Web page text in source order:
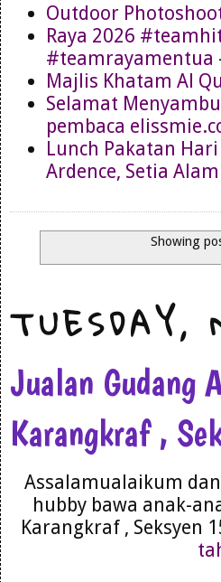
Outdoor
Raya 2026
#teamrayamentua
Majlis Khatam Al
Selamat
pembaca
Lunch Pakatan
Ardence, Setia Alam
Showing
TUESDAY,
Jualan Gudang
Karangkraf ,
Assalamualaikum
hubby bawa anak-
Karangkraf , Seksyen